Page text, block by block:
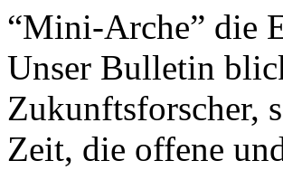
“Mini-Arche” die
Unser Bulletin
Zukunftsforscher,
Zeit, die offene